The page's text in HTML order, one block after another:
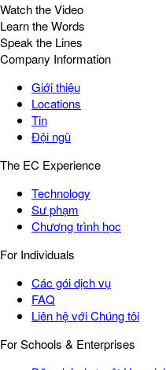
Watch the Video
Learn the Words
Speak the Lines
Company Information
Giới thiệu
Locations
Tin
Đội ngũ
The EC Experience
Technology
Sư phạm
Chương trình học
For Individuals
Các gói dịch vụ
FAQ
Liên hệ với Chúng tôi
For Schools & Enterprises